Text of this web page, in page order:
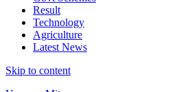
Result
Technology
Agriculture
Latest News
Skip to content